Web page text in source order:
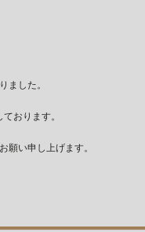
ました。
おります。
願い申し上げます。